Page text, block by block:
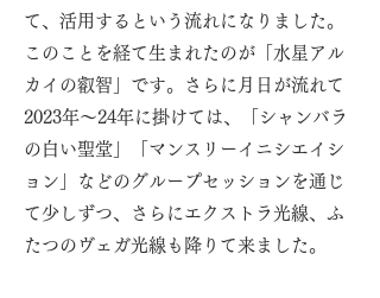
て、活用するという流れになりました。
このことを経て生まれたのが「水星アル
カイの叡智」です。さらに月日が流れて
2023年〜24年に掛けては、「シャンバラ
の白い聖堂」「マンスリーイニシエイシ
ョン」などのグループセッションを通じ
て少しずつ、さらにエクストラ光線、ふ
たつのヴェガ光線も降りて来ました。